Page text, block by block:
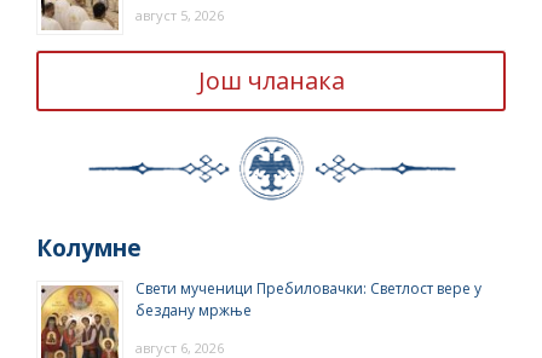
август 5, 2026
Још чланака
Колумне
Свети мученици Пребиловачки: Светлост вере у
бездану мржње
август 6, 2026